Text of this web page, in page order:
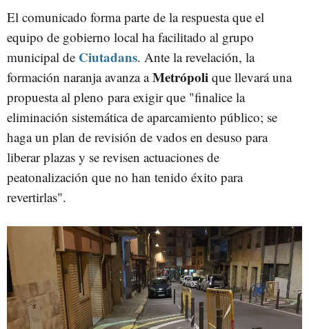
El comunicado forma parte de la respuesta que el
equipo de gobierno local ha facilitado al grupo
municipal de Ciutadans. Ante la revelación, la
formación naranja avanza aMetrópoli que llevará una
propuesta al pleno para exigir que "finalice la
eliminación sistemática de aparcamiento público; se
haga un plan de revisión de vados en desuso para
liberar plazas y se revisen actuaciones de
peatonalización que no han tenido éxito para
revertirlas".